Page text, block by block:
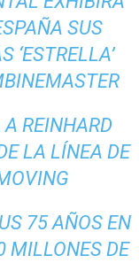
SUS
‘ESTRELLA’
REINHARD
LA LÍNEA DE
75 AÑOS EN
MILLONES DE